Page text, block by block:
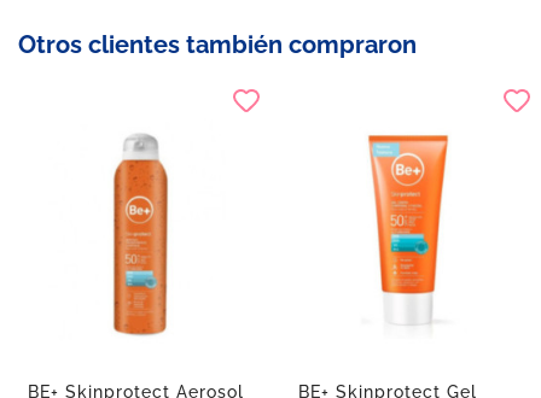
Otros clientes también compraron
BE+ Skinprotect Aerosol
BE+ Skinprotect Gel